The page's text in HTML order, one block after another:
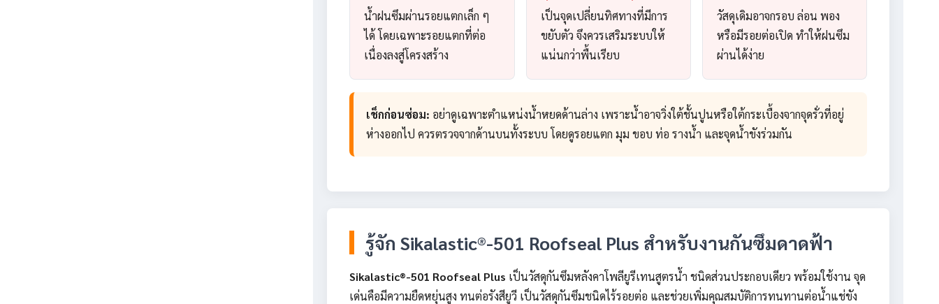
น้ำฝนซึมผ่านรอยแตกเล็ก ๆ
ได้ โดยเฉพาะรอยแตกที่ต่อ
เนื่องลงสู่โครงสร้าง
เป็นจุดเปลี่ยนทิศทางที่มีการ
ขยับตัว จึงควรเสริมระบบให้
แน่นกว่าพื้นเรียบ
วัสดุเดิมอาจกรอบ ล่อน พอง
หรือมีรอยต่อเปิด ทำให้ฝนซึม
ผ่านได้ง่าย
เช็กก่อนซ่อม: อย่าดูเฉพาะตำแหน่งน้ำหยดด้านล่าง เพราะน้ำอาจวิ่งใต้ชั้นปูนหรือใต้กระเบื้องจากจุดรั่วที่อยู่
ห่างออกไป ควรตรวจจากด้านบนทั้งระบบ โดยดูรอยแตก มุม ขอบ ท่อ รางน้ำ และจุดน้ำขังร่วมกัน
รู้จัก Sikalastic®-501 Roofseal Plus สำหรับงานกันซึมดาดฟ้า
Sikalastic®-501 Roofseal Plus เป็นวัสดุกันซึมหลังคาโพลียูรีเทนสูตรน้ำ ชนิดส่วนประกอบเดียว พร้อมใช้งาน จุด
เด่นคือมีความยืดหยุ่นสูง ทนต่อรังสียูวี เป็นวัสดุกันซึมชนิดไร้รอยต่อ และช่วยเพิ่มคุณสมบัติการทนทานต่อน้ำแช่ขัง